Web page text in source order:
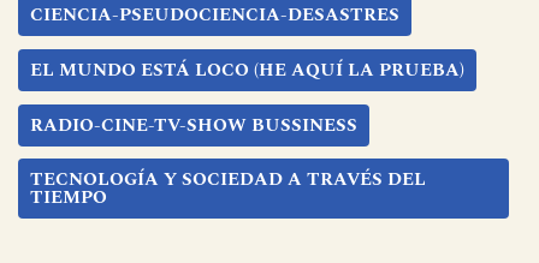
CIENCIA-PSEUDOCIENCIA-DESASTRES
EL MUNDO ESTÁ LOCO (HE AQUÍ LA PRUEBA)
RADIO-CINE-TV-SHOW BUSSINESS
TECNOLOGÍA Y SOCIEDAD A TRAVÉS DEL
TIEMPO